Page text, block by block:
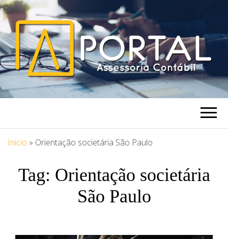
PORTAL
ASSESSORIA
Blog Portal Assessoria
Início » Orientação societária São Paulo
Tag: Orientação societária
São Paulo